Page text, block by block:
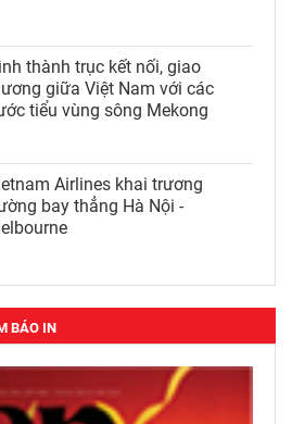
thành trục kết nối, giao
giữa Việt Nam với các
tiểu vùng sông Mekong
Airlines khai trương
bay thẳng Hà Nội -
BÁO IN